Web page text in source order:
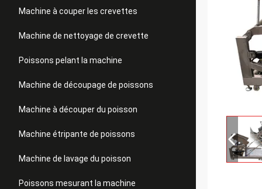
Machine à couper les crevettes
Machine de nettoyage de crevette
Poissons pelant la machine
Machine de découpage de poissons
Machine à découper du poisson
Machine étripante de poissons
Machine de lavage du poisson
Poissons mesurant la machine